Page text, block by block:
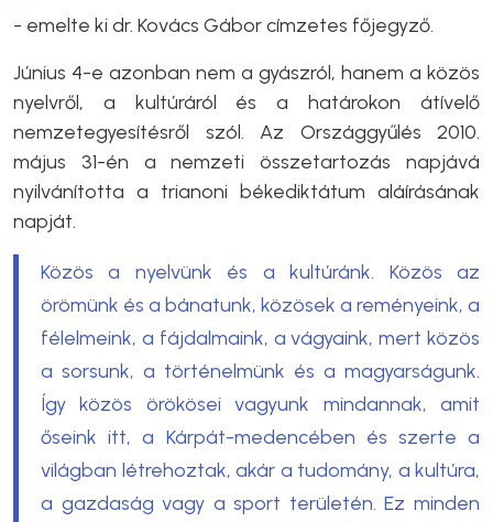
- emelte ki dr. Kovács Gábor címzetes főjegyző.
Június 4-e azonban nem a gyászról, hanem a közös
nyelvről, a kultúráról és a határokon átívelő
nemzetegyesítésről szól. Az Országgyűlés 2010.
május 31-én a nemzeti összetartozás napjává
nyilvánította a trianoni békediktátum aláírásának
napját.
Közös a nyelvünk és a kultúránk. Közös az
örömünk és a bánatunk, közösek a reményeink, a
félelmeink, a fájdalmaink, a vágyaink, mert közös
a sorsunk, a történelmünk és a magyarságunk.
Így közös örökösei vagyunk mindannak, amit
őseink itt, a Kárpát-medencében és szerte a
világban létrehoztak, akár a tudomány, a kultúra,
a gazdaság vagy a sport területén. Ez minden